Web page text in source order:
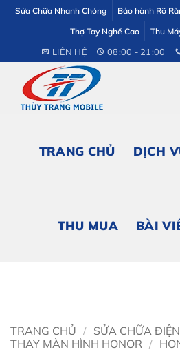
dung
Sửa Chữa Nhanh Chóng Bảo hành Rõ
Thợ Tay Nghề Cao
Thu
LIÊN HỆ 08:00 - 21:00
TRANG CHỦ DỊCH
THU MUA BÀI
TRANG CHỦ / SỬA CHỮA
THAY MÀN HÌNH HONOR /